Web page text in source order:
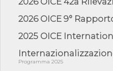
06/08/26 - Dal 3 agosto in
06/08/26 - DL PA approvato in
riqualificazione sism...
mate...
2026 OICE 9°
2025 OICE
Programma 2025